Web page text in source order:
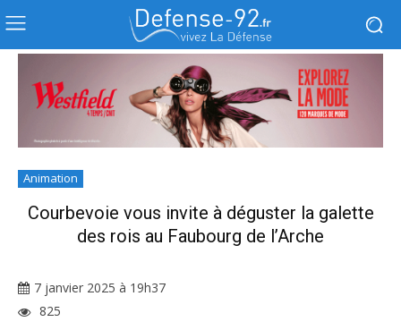
Animation
Courbevoie vous invite à déguster la galette
des rois au Faubourg de l’Arche
7 janvier 2025 à 19h37
825